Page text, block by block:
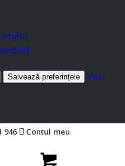
Salvează preferințele
Vezi
946 Contul meu